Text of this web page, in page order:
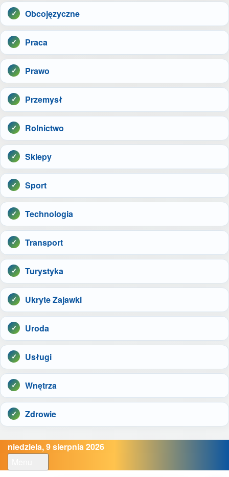
Obcojęzyczne
Praca
Prawo
Przemysł
Rolnictwo
Sklepy
Sport
Technologia
Transport
Turystyka
Ukryte Zajawki
Uroda
Usługi
Wnętrza
Zdrowie
niedziela, 9 sierpnia 2026